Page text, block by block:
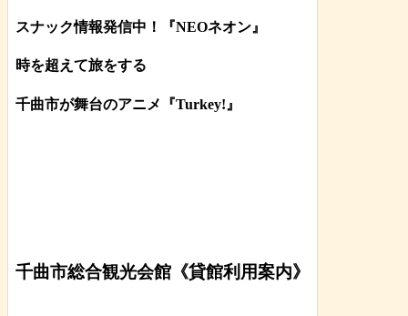
スナック情報発信中！『NEOネオン』
時を超えて旅をする
千曲市が舞台のアニメ『Turkey!』
千曲市総合観光会館《貸館利用案内》